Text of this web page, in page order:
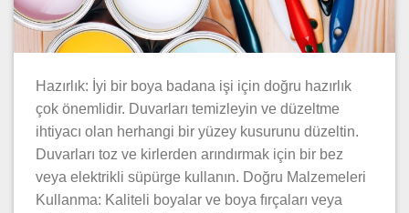
Hazırlık: İyi bir boya badana işi için doğru hazırlık
çok önemlidir. Duvarları temizleyin ve düzeltme
ihtiyacı olan herhangi bir yüzey kusurunu düzeltin.
Duvarları toz ve kirlerden arındırmak için bir bez
veya elektrikli süpürge kullanın. Doğru Malzemeleri
Kullanma: Kaliteli boyalar ve boya fırçaları veya